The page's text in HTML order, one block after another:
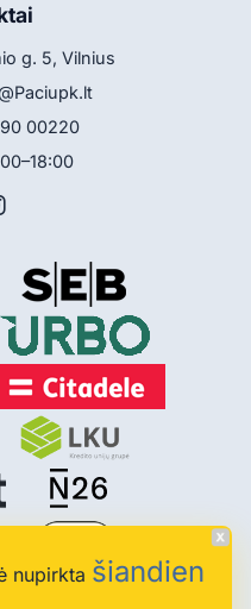
nupirkta šiandien
g. 5, Vilnius
00220